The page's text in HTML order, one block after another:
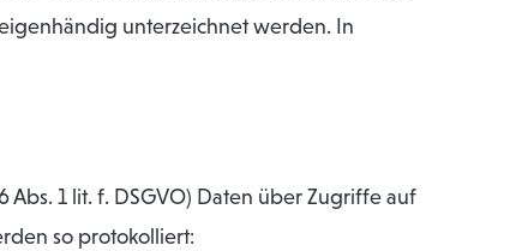
unterzeichnet werden. In
1 lit. f. DSGVO) Daten über Zugriffe auf
so protokolliert: